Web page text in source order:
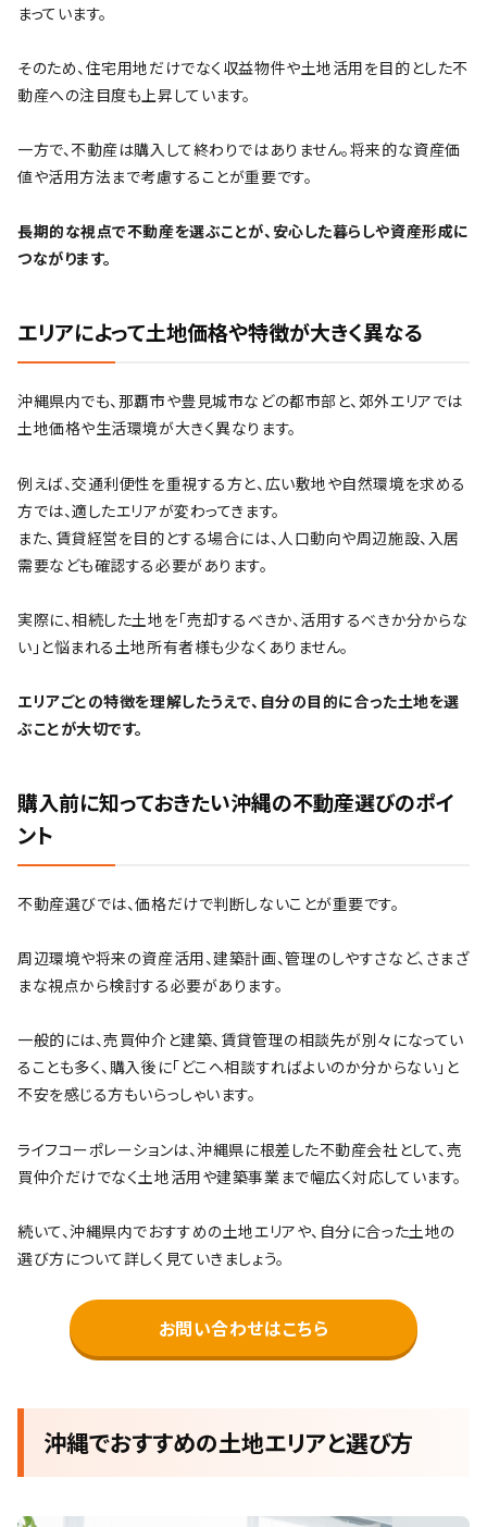
まっています。
そのため、住宅用地だけでなく収益物件や土地活用を目的とした不
動産への注目度も上昇しています。
一方で、不動産は購入して終わりではありません。将来的な資産価
値や活用方法まで考慮することが重要です。
長期的な視点で不動産を選ぶことが、安心した暮らしや資産形成に
つながります。
エリアによって土地価格や特徴が大きく異なる
沖縄県内でも、那覇市や豊見城市などの都市部と、郊外エリアでは
土地価格や生活環境が大きく異なります。
例えば、交通利便性を重視する方と、広い敷地や自然環境を求める
方では、適したエリアが変わってきます。
また、賃貸経営を目的とする場合には、人口動向や周辺施設、入居
需要なども確認する必要があります。
実際に、相続した土地を「売却するべきか、活用するべきか分からな
い」と悩まれる土地所有者様も少なくありません。
エリアごとの特徴を理解したうえで、自分の目的に合った土地を選
ぶことが大切です。
購入前に知っておきたい沖縄の不動産選びのポイ
ント
不動産選びでは、価格だけで判断しないことが重要です。
周辺環境や将来の資産活用、建築計画、管理のしやすさなど、さまざ
まな視点から検討する必要があります。
一般的には、売買仲介と建築、賃貸管理の相談先が別々になってい
ることも多く、購入後に「どこへ相談すればよいのか分からない」と
不安を感じる方もいらっしゃいます。
ライフコーポレーションは、沖縄県に根差した不動産会社として、売
買仲介だけでなく土地活用や建築事業まで幅広く対応しています。
続いて、沖縄県内でおすすめの土地エリアや、自分に合った土地の
選び方について詳しく見ていきましょう。
お問い合わせはこちら
沖縄でおすすめの土地エリアと選び方